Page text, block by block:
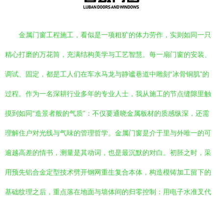
金属门窗工程施工，看似是一项粗犷的体力劳作，实则如同一只
精心打磨的万花筒，充满结构美学与工艺智慧。每一扇门窗的安装、
调试、固定，都是工人们在车水马龙与静谧巷道中雕刻“冰骨铜肌”的
过程。作为一名深耕行业多年的专业人士，我从施工的节点缝隙里触
摸到如同“造景者般的气质”：不仅要通晓金属板材的质感纵深，还需
理解住户对光线与气味的管理哲学。金属门窗是介于里与外唯一的可
逾越高差的情书，测量是其动词，也是最沉默的对白。初胚之时，采
用预先铝合金定型技术劈开钢网重生复合本体，构造模铸加工留下的
基础纹理之后，重点落在地面与墙体间的归零控制：用电子水准叉代